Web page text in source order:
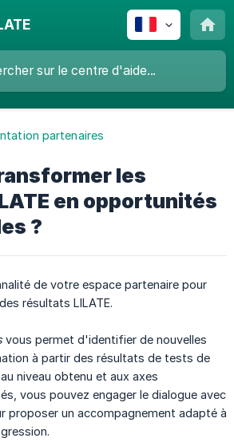
partenaires
les
en opportunités
?
de votre espace partenaire pour
résultats LILATE.
vous permet d'identifier de nouvelles
à partir des résultats de tests de
niveau obtenu et aux axes
vous pouvez engager le dialogue avec
proposer un accompagnement adapté à